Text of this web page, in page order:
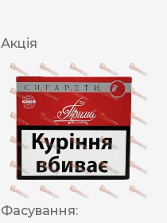
Акція
Фасування: